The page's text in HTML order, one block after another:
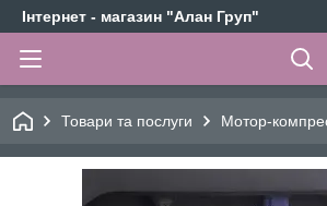
Інтернет - магазин "Алан Груп"
Товари та послуги Мотор-